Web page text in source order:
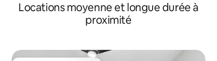
Locations moyenne et longue durée à
proximité